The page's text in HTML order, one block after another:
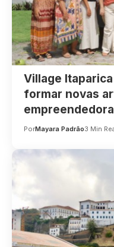
Village
formar novas
PorMayara Padrão3 Min